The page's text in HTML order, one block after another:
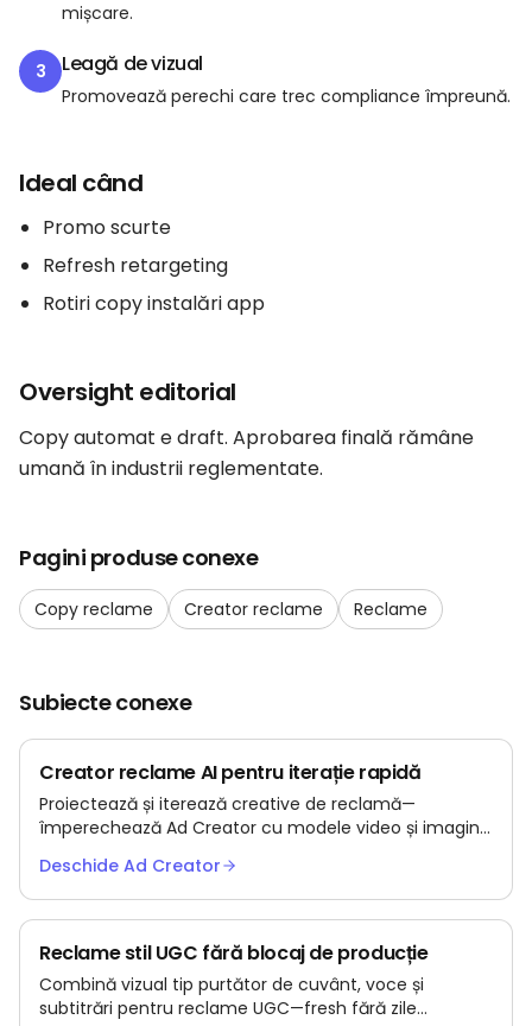
mișcare.
3 Leagă de vizual
Promovează perechi care trec compliance împreună.
Ideal când
Promo scurte
Refresh retargeting
Rotiri copy instalări app
Oversight editorial
Copy automat e draft. Aprobarea finală rămâne
umană în industrii reglementate.
Pagini produse conexe
Copy reclame Creator reclame Reclame
Subiecte conexe
Creator reclame AI pentru iterație rapidă
Proiectează și iterează creative de reclamă—
împerechează Ad Creator cu modele video și imagine
Deschide Ad Creator
Reclame stil UGC fără blocaj de producție
Combină vizual tip purtător de cuvânt, voce și
subtitrări pentru reclame UGC—fresh fără zile